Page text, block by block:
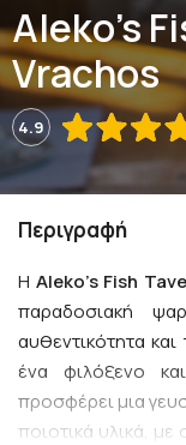
Aleko's
Vrachos
4.9
Περιγραφή
Η Aleko's Fish
παραδοσιακή
αυθεντικότητα
ένα φιλόξενο
προσφέρει μια
ποιοτικά υλικά,